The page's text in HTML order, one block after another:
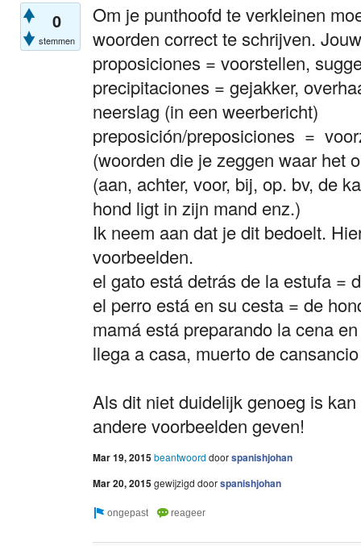
0
stemmen
Om je punthoofd te verkleinen
woorden correct te schrijven.
proposiciones = voorstellen,
precipitaciones = gejakker,
neerslag (in een weerbericht)
preposición/preposiciones =
(woorden die je zeggen waar het
(aan, achter, voor, bij, op. bv, de
hond ligt in zijn mand enz.)
Ik neem aan dat je dit bedoelt.
voorbeelden.
el gato está detrás de la estufa =
el perro está en su cesta = de
mamá está preparando la cena
llega a casa, muerto de
Als dit niet duidelijk genoeg is
andere voorbeelden geven!
Mar 19, 2015beantwoord doorspanishjohan
Mar 20, 2015gewijzigd doorspanishjohan